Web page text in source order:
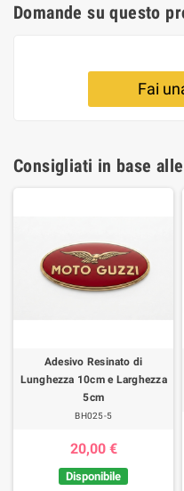
Domande su questo
Fai
Consigliati in base
Adesivo Resinato di
Lunghezza 10cm e Larghezza
5cm
BH025-5
20,00 €
Disponibile